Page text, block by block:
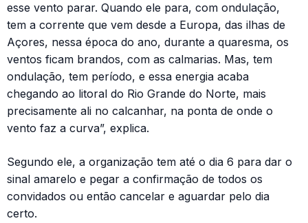
esse vento parar. Quando ele para, com ondulação,
tem a corrente que vem desde a Europa, das ilhas de
Açores, nessa época do ano, durante a quaresma, os
ventos ficam brandos, com as calmarias. Mas, tem
ondulação, tem período, e essa energia acaba
chegando ao litoral do Rio Grande do Norte, mais
precisamente ali no calcanhar, na ponta de onde o
vento faz a curva”, explica.
Segundo ele, a organização tem até o dia 6 para dar o
sinal amarelo e pegar a confirmação de todos os
convidados ou então cancelar e aguardar pelo dia
certo.